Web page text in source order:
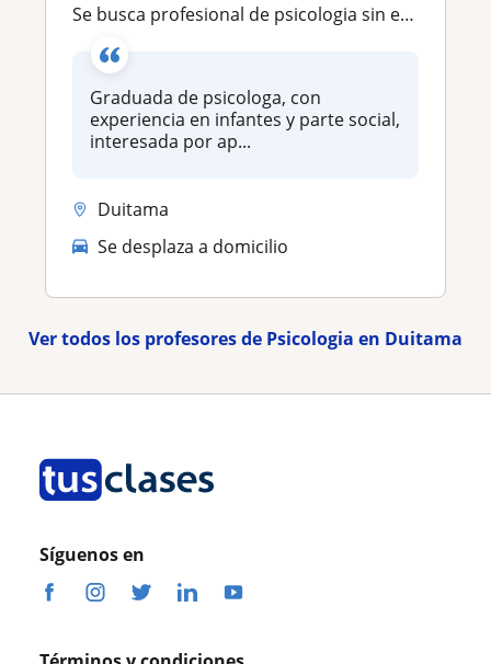
Se busca profesional de psicologia sin experiencia para sar clases
Graduada de psicologa, con
experiencia en infantes y parte social,
interesada por ap...
Duitama
Se desplaza a domicilio
Ver todos los profesores de Psicologia en Duitama
Síguenos en